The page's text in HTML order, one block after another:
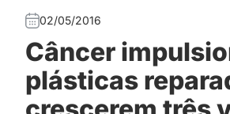
02/05/2016
Câncer
plásticas